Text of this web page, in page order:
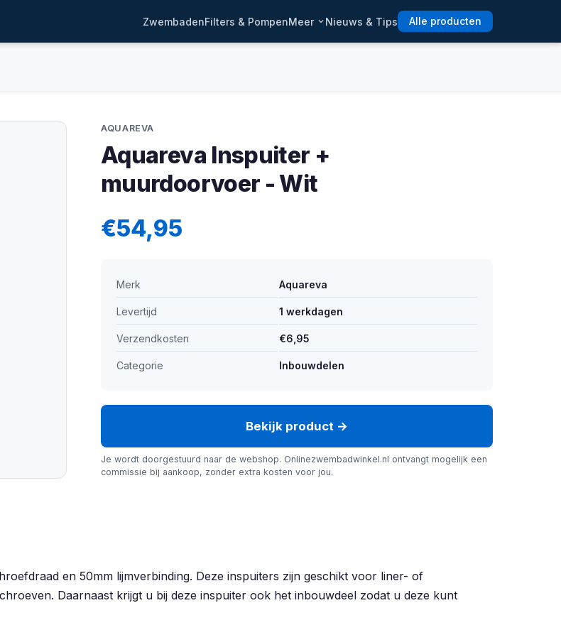
ZwembadenFilters & PompenMeer Nieuws & Tips Alle producten
AQUAREVA
Aquareva Inspuiter +
muurdoorvoer - Wit
€54,95
Merk Aquareva
Levertijd 1 werkdagen
Verzendkosten €6,95
Categorie Inbouwdelen
Bekijk product →
Je wordt doorgestuurd naar de webshop. Onlinezwembadwinkel.nl ontvangt mogelijk een
commissie bij aankoop, zonder extra kosten voor jou.
en 50mm lijmverbinding. Deze inspuiters zijn geschikt voor liner- of
Daarnaast krijgt u bij deze inspuiter ook het inbouwdeel zodat u deze kunt